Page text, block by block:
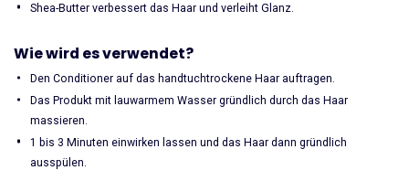
Shea-Butter verbessert das Haar und verleiht Glanz.
Wie wird es verwendet?
Den Conditioner auf das handtuchtrockene Haar auftragen.
Das Produkt mit lauwarmem Wasser gründlich durch das Haar
massieren.
1 bis 3 Minuten einwirken lassen und das Haar dann gründlich
ausspülen.